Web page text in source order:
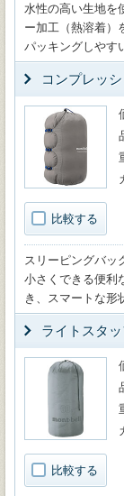
水性の高い生地を
ー加工（熱溶着）
パッキングしやす
コンプレッ
比較する
スリーピングバッ
小さくできる便利
き、スマートな形
ライトスタ
比較する